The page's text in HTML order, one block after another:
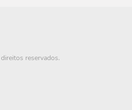
reservados.